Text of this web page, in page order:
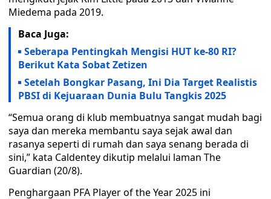
Miedema pada 2019.
Baca Juga:
Seberapa Pentingkah Mengisi HUT ke-80 RI?
Berikut Kata Sobat Zetizen
Setelah Bongkar Pasang, Ini Dia Target Realistis
PBSI di Kejuaraan Dunia Bulu Tangkis 2025
“Semua orang di klub membuatnya sangat mudah bagi
saya dan mereka membantu saya sejak awal dan
rasanya seperti di rumah dan saya senang berada di
sini,” kata Caldentey dikutip melalui laman The
Guardian (20/8).
Penghargaan PFA Player of the Year 2025 ini